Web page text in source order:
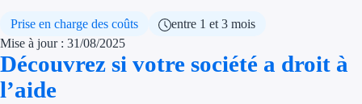
Aides RSE
Prise en charge des coûts
entre 1 et 3 mois
Mise à jour : 31/08/2025
Découvrez si votre société a droit à
l’aide